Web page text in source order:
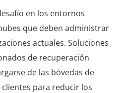
en los entornos
que deben administrar
actuales. Soluciones
de recuperación
de las bóvedas de
para reducir los